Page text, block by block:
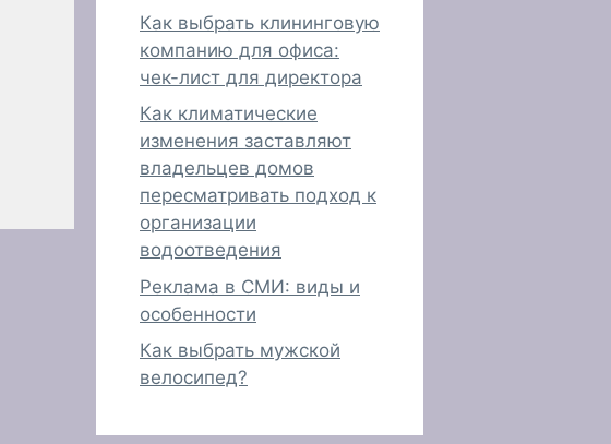
Как выбрать клининговую
компанию для офиса:
чек-лист для директора
Как климатические
изменения заставляют
владельцев домов
пересматривать подход к
организации
водоотведения
Реклама в СМИ: виды и
особенности
Как выбрать мужской
велосипед?